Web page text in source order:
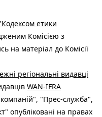
етики
Комісією з
на матеріал до Комісії
регіональні видавці
WAN-IFRA
"Прес-служба",
опубліковані на правах